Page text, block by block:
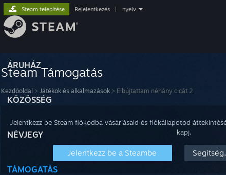
ÁRUHÁZ
KÖZÖSSÉG
NÉVJEGY
TÁMOGATÁS
Steam telepítése Bejelentkezés nyelv
Steam Támogatás
Kezdőoldal > Játékok és alkalmazások > Elbújtattam néhány cicát 2
Jelentkezz be Steam fiókodba vásárlásaid és fiókállapotod
kapj.
Jelentkezz be a Steambe